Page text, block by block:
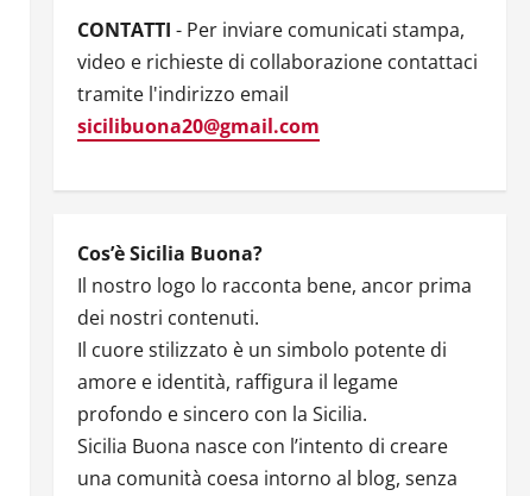
CONTATTI - Per inviare comunicati stampa,
video e richieste di collaborazione contattaci
tramite l'indirizzo email
sicilibuona20@gmail.com
Cos’è Sicilia Buona?
Il nostro logo lo racconta bene, ancor prima
dei nostri contenuti.
Il cuore stilizzato è un simbolo potente di
amore e identità, raffigura il legame
profondo e sincero con la Sicilia.
Sicilia Buona nasce con l’intento di creare
una comunità coesa intorno al blog, senza